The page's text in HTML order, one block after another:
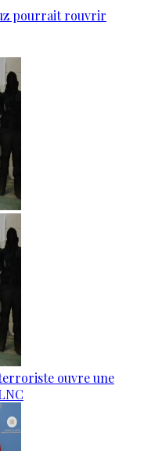
pourrait rouvrir
ouvre une